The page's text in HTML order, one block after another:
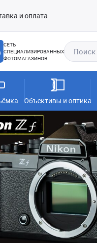
и оплата
СЕТЬ
СПЕЦИАЛИЗИРОВАННЫХ
ФОТОМАГАЗИНОВ
Объективы и оптика